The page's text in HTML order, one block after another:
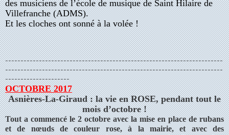
des musiciens de l’école de musique de Saint Hilaire de
Villefranche (ADMS).
Et les cloches ont sonné à la volée !
-----------------------------------------------------------------------
-----------------------------------------------------------------------
---------------------
OCTOBRE 2017
Asnières-La-Giraud : la vie en ROSE, pendant tout le
mois d’octobre !
Tout a commencé le 2 octobre avec la mise en place de rubans
et de nœuds de couleur rose, à la mairie, et avec des